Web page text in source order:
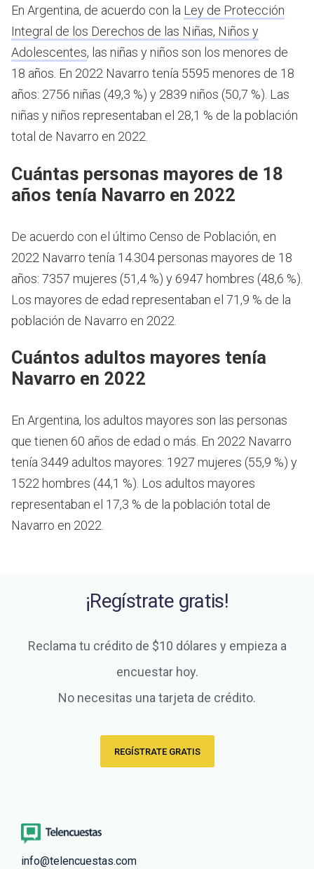
En Argentina, de acuerdo con la Ley de Protección
Integral de los Derechos de las Niñas, Niños y
Adolescentes, las niñas y niños son los menores de
18 años. En 2022 Navarro tenía 5595 menores de 18
años: 2756 niñas (49,3 %) y 2839 niños (50,7 %). Las
niñas y niños representaban el 28,1 % de la población
total de Navarro en 2022.
Cuántas personas mayores de 18
años tenía Navarro en 2022
De acuerdo con el último Censo de Población, en
2022 Navarro tenía 14.304 personas mayores de 18
años: 7357 mujeres (51,4 %) y 6947 hombres (48,6 %).
Los mayores de edad representaban el 71,9 % de la
población de Navarro en 2022.
Cuántos adultos mayores tenía
Navarro en 2022
En Argentina, los adultos mayores son las personas
que tienen 60 años de edad o más. En 2022 Navarro
tenía 3449 adultos mayores: 1927 mujeres (55,9 %) y
1522 hombres (44,1 %). Los adultos mayores
representaban el 17,3 % de la población total de
Navarro en 2022.
¡Regístrate gratis!
Reclama tu crédito de $10 dólares y empieza a
encuestar hoy.
No necesitas una tarjeta de crédito.
REGÍSTRATE GRATIS
info@telencuestas.com